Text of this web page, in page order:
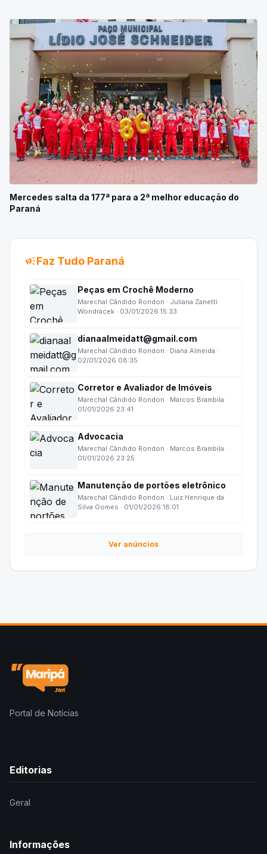
Mercedes salta da 177ª para a 2ª melhor educação do
Paraná
campaignFaz Tudo Paraná
Peças em Crochê Moderno
Marechal Cândido Rondon · Juliana Zanetti
Wondracek · 03/01/2026 15:33
dianaalmeidatt@gmail.com
Marechal Cândido Rondon · Diana Almeida ·
02/01/2026 08:35
Corretor e Avaliador de Imóveis
Marechal Cândido Rondon · Marcos Brambila ·
01/01/2026 23:41
Advocacia
Marechal Cândido Rondon · Marcos Brambila ·
01/01/2026 23:25
Manutenção de portões eletrônico
Marechal Cândido Rondon · Luiz Henrique da
Silva Gomes · 01/01/2026 18:01
Ver anúncios
Portal de Notícias
Editorias
Geral
Informações